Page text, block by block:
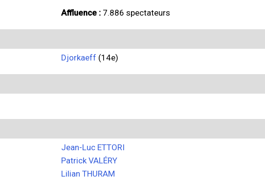
Affluence : 7.886 spectateurs
Djorkaeff (14e)
Jean-Luc ETTORI
Patrick VALÉRY
Lilian THURAM